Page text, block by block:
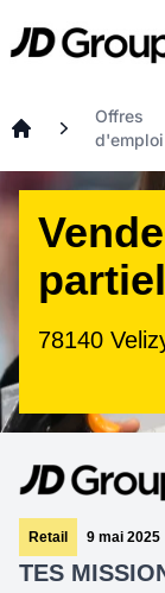
JD
Offres
d'emploi
78140
Retail 9 mai 2025
TES